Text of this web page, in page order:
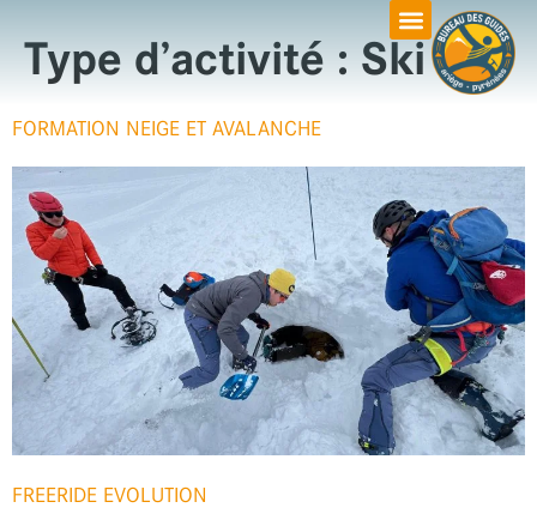
Type d’activité :Ski
FORMATION NEIGE ET AVALANCHE
FREERIDE EVOLUTION